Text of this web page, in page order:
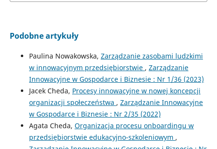
Podobne artykuły
Paulina Nowakowska, Zarządzanie zasobami ludzkimi
w innowacyjnym przedsiębiorstwie , Zarządzanie
Innowacyjne w Gospodarce i Biznesie : Nr 1/36 (2023)
Jacek Cheda, Procesy innowacyjne w nowej koncepcji
organizacji społeczeństwa , Zarządzanie Innowacyjne
w Gospodarce i Biznesie : Nr 2/35 (2022)
Agata Cheda, Organizacja procesu onboardingu w
przedsiębiorstwie edukacyjno-szkoleniowym ,